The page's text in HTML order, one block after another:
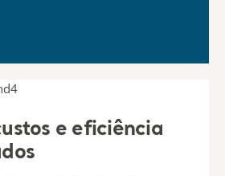
e eficiência